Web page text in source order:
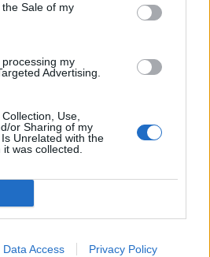
Sale of my
my
Advertising.
Use,
or Sharing of my
Unrelated with the
was collected.
Data Access Privacy Policy
ett riktigt soligt öland.
goding från förra veckan, då
nyss gav upp. Typiskt då
maträtter på kortet. Men det
och köpa nytt snart, och vi
blomsterlådorna. Idag blir det
ni nu befinner er.